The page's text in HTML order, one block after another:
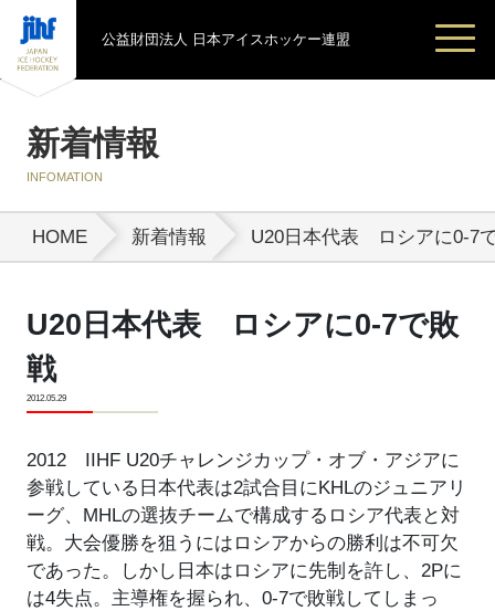
公益財団法人 日本アイスホッケー連盟
新着情報
INFOMATION
HOME 新着情報 U20日本代表 ロシアに0-7
U20日本代表 ロシアに0-7で敗
戦
2012.05.29
2012 IIHF U20チャレンジカップ・オブ・アジアに
参戦している日本代表は2試合目にKHLのジュニアリ
ーグ、MHLの選抜チームで構成するロシア代表と対
戦。大会優勝を狙うにはロシアからの勝利は不可欠
であった。しかし日本はロシアに先制を許し、2Pに
は4失点。主導権を握られ、0-7で敗戦してしまっ